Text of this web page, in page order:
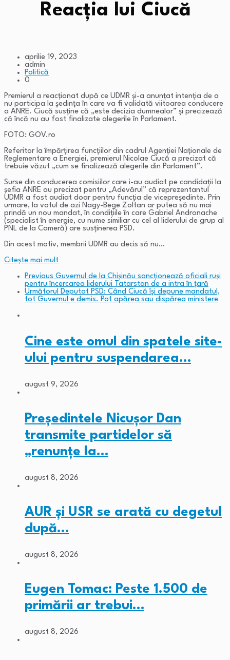
Reacția lui Ciucă
aprilie 19, 2023
admin
Politică
0
Premierul a reacționat după ce UDMR și-a anunțat intenția de a
nu participa la ședința în care va fi validată viitoarea conducere
a ANRE. Ciucă susține că „este decizia dumnealor” și precizează
că încă nu au fost finalizate alegerile în Parlament.
FOTO: GOV.ro
Referitor la împărțirea funcțiilor din cadrul Agenției Naționale de
Reglementare a Energiei, premierul Nicolae Ciucă a precizat că
trebuie văzut „cum se finalizează alegerile din Parlament”.
Surse din conducerea comisiilor care i-au audiat pe candidații la
șefia ANRE au precizat pentru „Adevărul” că reprezentantul
UDMR a fost audiat doar pentru funcția de vicepreședinte. Prin
urmare, la votul de azi Nagy-Bege Zoltan ar putea să nu mai
prindă un nou mandat, în condițiile în care Gabriel Andronache
(specialist în energie, cu nume similiar cu cel al liderului de grup al
PNL de la Cameră) are susținerea PSD.
Din acest motiv, membrii UDMR au decis să nu…
Citeşte mai mult
Previous Guvernul de la Chişinău sancţionează oficiali ruşi
pentru încercarea liderului Tatarstan de a intra în ţară
Următorul
Deputat PSD: Când Ciucă își depune mandatul,
tot Guvernul e demis. Pot apărea sau dispărea ministere
Cine este omul din spatele site-
ului pentru suspendarea…
august 9, 2026
Președintele Nicușor Dan
transmite partidelor să
„renunțe la…
august 8, 2026
AUR și USR se arată cu degetul
după…
august 8, 2026
Eugen Tomac: Peste 1.500 de
primării ar trebui…
august 8, 2026